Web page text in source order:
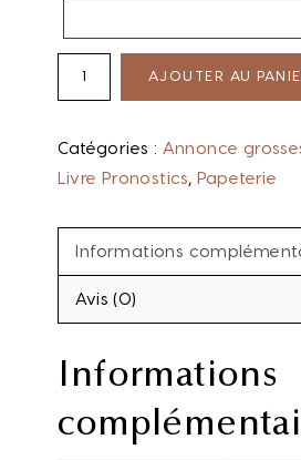
AJOUTER AU
Catégories : Annonce
Livre Pronostics, Papeterie
Informations
Avis (0)
Informations